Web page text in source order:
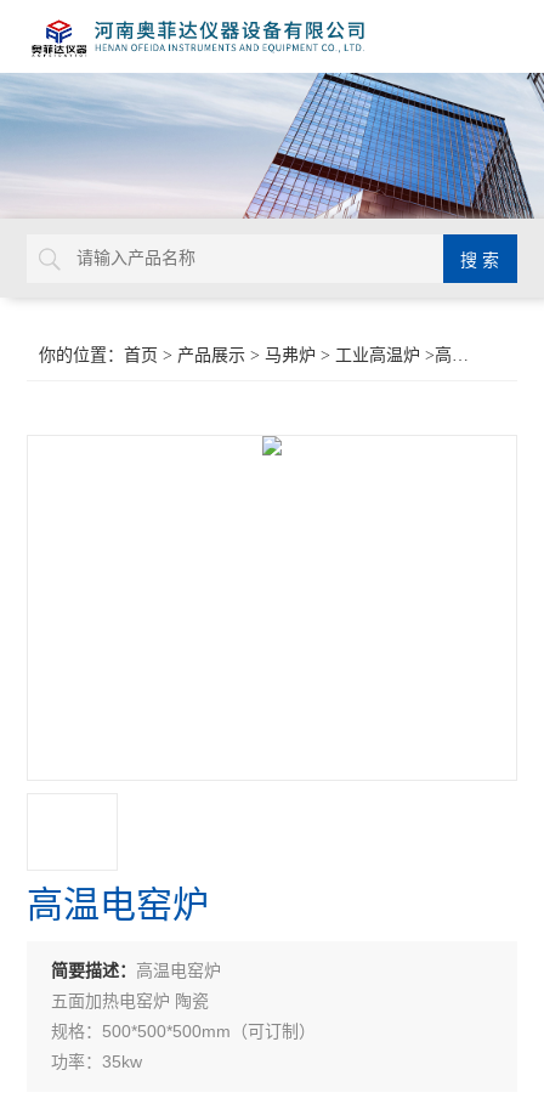
你的位置：首页 > 产品展示 >马弗炉 > 工业高温炉 >高温电窑炉
高温电窑炉
简要描述： 高温电窑炉
五面加热电窑炉 陶瓷
规格：500*500*500mm（可订制）
功率：35kw